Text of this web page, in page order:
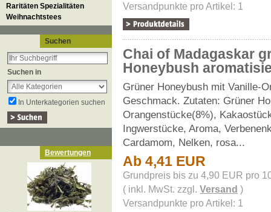
Raritäten Spezialitäten
Weihnachtstees
Suchen
Suchen in
In Unterkategorien suchen
Bewertungen
Versandpunkte pro Artikel: 1
Chai of Madagaskar
Honeybush
Grüner Honeybush mit Vanille-
Geschmack. Zutaten: Grüner
Orangenstücke(8%),
Ingwerstücke, Aroma,
Cardamom, Nelken, rosa...
Ab 4,41 EUR
Grundpreis bis zu 4,90 EUR pro
( inkl. MwSt. zzgl.Versand )
Versandpunkte pro Artikel: 1